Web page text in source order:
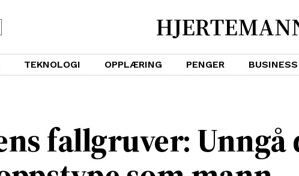
TEKNOLOGI OPPLÆRING PENGER BUSINESS
fallgruver: Unngå